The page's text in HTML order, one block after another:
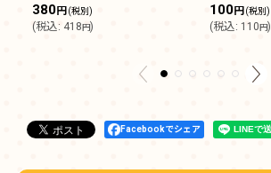
380円 (税別)
(税込: 418円)
100円 (税別)
(税込: 110円)
Facebookでシェア